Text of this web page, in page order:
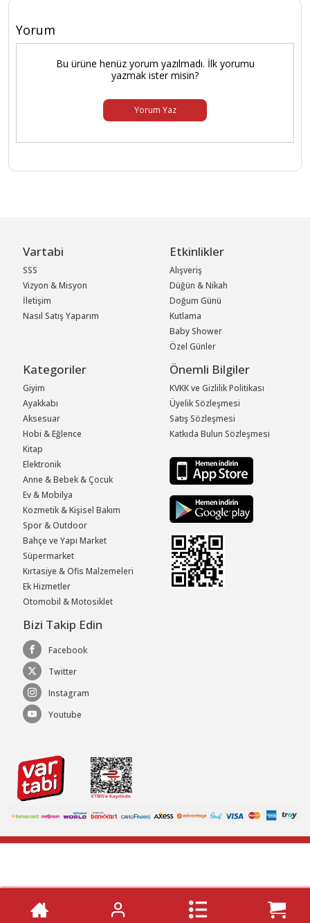
Yorum
Bu ürüne henüz yorum yazılmadı. İlk yorumu
yazmak ister misin?
Yorum Yaz
Vartabi
SSS
Vizyon & Misyon
İletişim
Nasıl Satış Yaparım
Etkinlikler
Alışveriş
Düğün & Nikah
Doğum Günü
Kutlama
Baby Shower
Özel Günler
Kategoriler
Giyim
Ayakkabı
Aksesuar
Hobi & Eğlence
Kitap
Elektronik
Anne & Bebek & Çocuk
Ev & Mobilya
Kozmetik & Kişisel Bakım
Spor & Outdoor
Bahçe ve Yapı Market
Süpermarket
Kırtasiye & Ofis Malzemeleri
Ek Hizmetler
Otomobil & Motosiklet
Önemli Bilgiler
KVKK ve Gizlilik Politikası
Üyelik Sözleşmesi
Satış Sözleşmesi
Katkıda Bulun Sözleşmesi
Bizi Takip Edin
Facebook
Twitter
Instagram
Youtube